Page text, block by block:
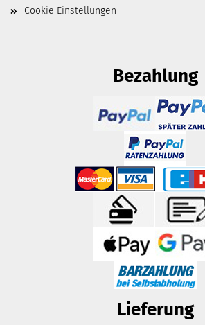
Cookie Einstellungen
Bezahlung
Lieferung